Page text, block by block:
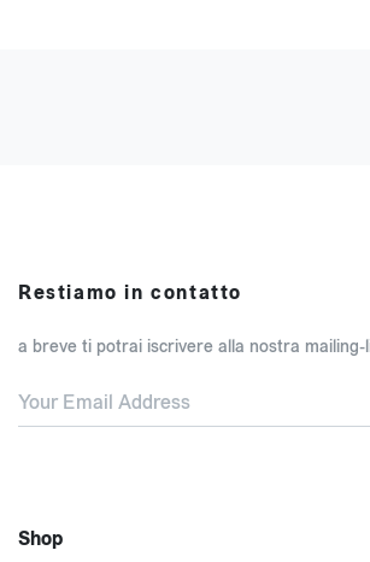
Restiamo in contatto
a breve ti potrai iscrivere alla nostra mailing-
Shop